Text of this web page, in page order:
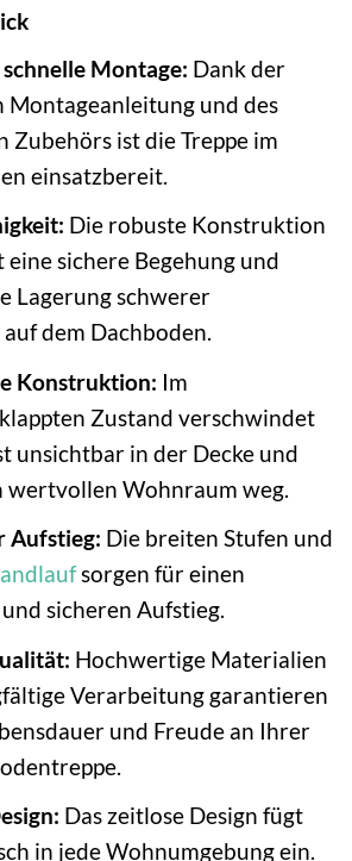
Montage: Dank der
Montageanleitung und des
Zubehörs ist die Treppe im
einsatzbereit.
Die robuste Konstruktion
sichere Begehung und
Lagerung schwerer
dem Dachboden.
Konstruktion: Im
Zustand verschwindet
unsichtbar in der Decke und
wertvollen Wohnraum weg.
Aufstieg: Die breiten Stufen und
sorgen für einen
sicheren Aufstieg.
Hochwertige Materialien
Verarbeitung garantieren
und Freude an Ihrer
Das zeitlose Design fügt
in jede Wohnumgebung ein.